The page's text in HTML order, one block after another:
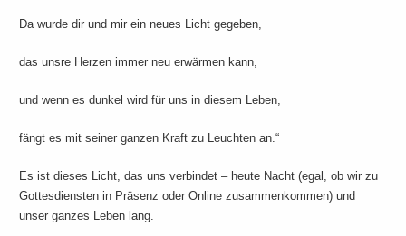
Da wurde dir und mir ein neues Licht gegeben,
das unsre Herzen immer neu erwärmen kann,
und wenn es dunkel wird für uns in diesem Leben,
fängt es mit seiner ganzen Kraft zu Leuchten an.“
Es ist dieses Licht, das uns verbindet – heute Nacht (egal, ob wir zu
Gottesdiensten in Präsenz oder Online zusammenkommen) und
unser ganzes Leben lang.